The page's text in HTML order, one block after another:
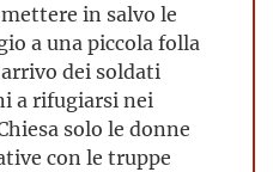
in salvo le
a una piccola folla
dei soldati
a rifugiarsi nei
solo le donne
con le truppe